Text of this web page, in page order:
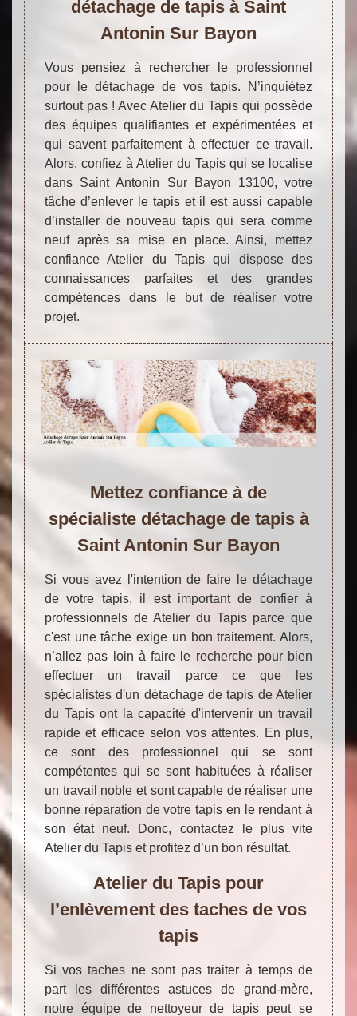
détachage de tapis à Saint
Antonin Sur Bayon
Vous pensiez à rechercher le professionnel
pour le détachage de vos tapis. N’inquiétez
surtout pas ! Avec Atelier du Tapis qui possède
des équipes qualifiantes et expérimentées et
qui savent parfaitement à effectuer ce travail.
Alors, confiez à Atelier du Tapis qui se localise
dans Saint Antonin Sur Bayon 13100, votre
tâche d’enlever le tapis et il est aussi capable
d’installer de nouveau tapis qui sera comme
neuf après sa mise en place. Ainsi, mettez
confiance Atelier du Tapis qui dispose des
connaissances parfaites et des grandes
compétences dans le but de réaliser votre
projet.
Mettez confiance à de
spécialiste détachage de tapis à
Saint Antonin Sur Bayon
Si vous avez l'intention de faire le détachage
de votre tapis, il est important de confier à
professionnels de Atelier du Tapis parce que
c'est une tâche exige un bon traitement. Alors,
n’allez pas loin à faire le recherche pour bien
effectuer un travail parce ce que les
spécialistes d'un détachage de tapis de Atelier
du Tapis ont la capacité d'intervenir un travail
rapide et efficace selon vos attentes. En plus,
ce sont des professionnel qui se sont
compétentes qui se sont habituées à réaliser
un travail noble et sont capable de réaliser une
bonne réparation de votre tapis en le rendant à
son état neuf. Donc, contactez le plus vite
Atelier du Tapis et profitez d’un bon résultat.
Atelier du Tapis pour
l’enlèvement des taches de vos
tapis
Si vos taches ne sont pas traiter à temps de
part les différentes astuces de grand-mère,
notre équipe de nettoyeur de tapis peut se